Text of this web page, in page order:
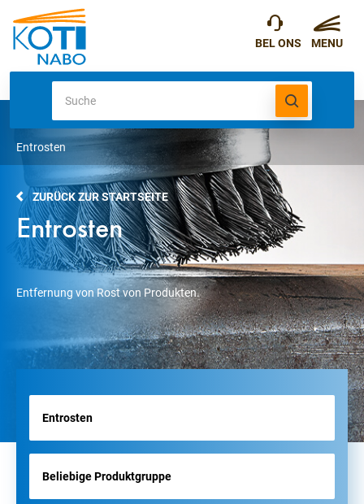
Entrosten
ZURÜCK ZUR STARTSEITE
Entrosten
Entfernung von Rost von Produkten.